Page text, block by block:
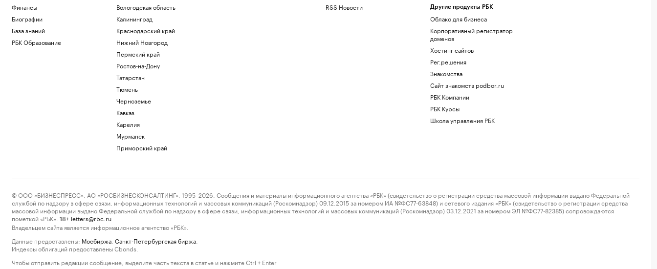
Финансы
Биографии
База знаний
РБК Образование
Вологодская область
Калининград
Краснодарский край
Нижний Новгород
Пермский край
Ростов-на-Дону
Татарстан
Тюмень
Черноземье
Кавказ
Карелия
Мурманск
Приморский край
RSS Новости Другие продукты РБК
Облако для бизнеса
Корпоративный регистратор
доменов
Хостинг сайтов
Рег.решения
Знакомства
Сайт знакомств podbor.ru
РБК Компании
РБК Курсы
Школа управления РБК
© ООО «БИЗНЕСПРЕСС», АО «РОСБИЗНЕСКОНСАЛТИНГ», 1995–2026. Сообщения и материалы информационного агентства «РБК» (свидетельство о регистрации средства массовой информации выдано Федеральной
службой по надзору в сфере связи, информационных технологий и массовых коммуникаций (Роскомнадзор) 09.12.2015 за номером ИА №ФС77-63848) и сетевого издания «РБК» (свидетельство о регистрации средства
массовой информации выдано Федеральной службой по надзору в сфере связи, информационных технологий и массовых коммуникаций (Роскомнадзор) 03.12.2021 за номером ЭЛ №ФС77-82385) сопровождаются
пометкой «РБК».
18+ letters@rbc.ru
Владельцем сайта является информационное агентство «РБК».
Данные предоставлены: Мосбиржа Санкт-Петербургская биржа
Индексы облигаций предоставлены Cbonds.
Чтобы отправить редакции сообщение, выделите часть текста в статье и нажмите Ctrl + Enter